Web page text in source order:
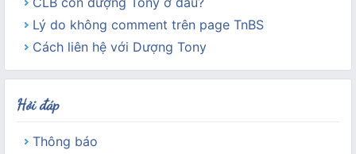
Lý do không comment trên page TnBS
Cách liên hệ với Dượng Tony
Hỏi đáp
Thông báo